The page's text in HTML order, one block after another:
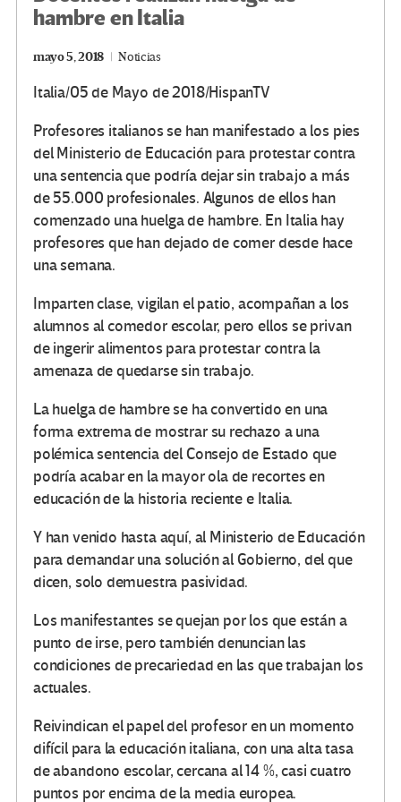
hambre en Italia
mayo 5, 2018 Noticias
Italia/05 de Mayo de 2018/HispanTV
Profesores italianos se han manifestado a los pies
del Ministerio de Educación para protestar contra
una sentencia que podría dejar sin trabajo a más
de 55.000 profesionales. Algunos de ellos han
comenzado una huelga de hambre. En Italia hay
profesores que han dejado de comer desde hace
una semana.
Imparten clase, vigilan el patio, acompañan a los
alumnos al comedor escolar, pero ellos se privan
de ingerir alimentos para protestar contra la
amenaza de quedarse sin trabajo.
La huelga de hambre se ha convertido en una
forma extrema de mostrar su rechazo a una
polémica sentencia del Consejo de Estado que
podría acabar en la mayor ola de recortes en
educación de la historia reciente e Italia.
Y han venido hasta aquí, al Ministerio de Educación
para demandar una solución al Gobierno, del que
dicen, solo demuestra pasividad.
Los manifestantes se quejan por los que están a
punto de irse, pero también denuncian las
condiciones de precariedad en las que trabajan los
actuales.
Reivindican el papel del profesor en un momento
difícil para la educación italiana, con una alta tasa
de abandono escolar, cercana al 14 %, casi cuatro
puntos por encima de la media europea.